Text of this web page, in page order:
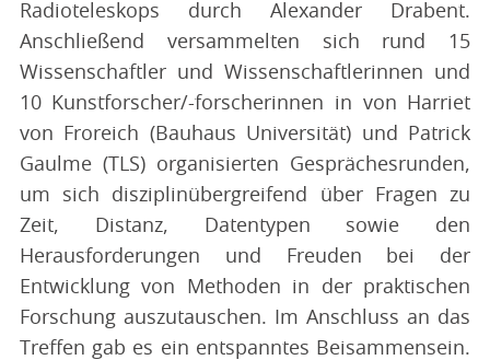
Radioteleskops durch Alexander Drabent.
Anschließend versammelten sich rund 15
Wissenschaftler und Wissenschaftlerinnen und
10 Kunstforscher/-forscherinnen in von Harriet
von Froreich (Bauhaus Universität) und Patrick
Gaulme (TLS) organisierten Gesprächesrunden,
um sich disziplinübergreifend über Fragen zu
Zeit, Distanz, Datentypen sowie den
Herausforderungen und Freuden bei der
Entwicklung von Methoden in der praktischen
Forschung auszutauschen. Im Anschluss an das
Treffen gab es ein entspanntes Beisammensein.